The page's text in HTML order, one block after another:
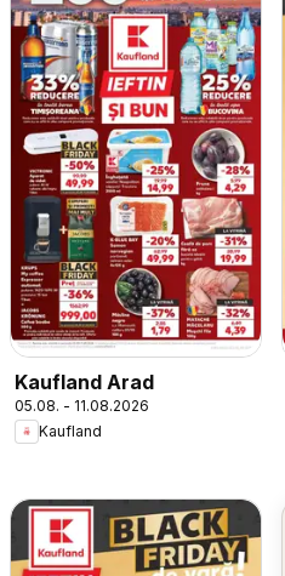
Kaufland Arad
05.08. - 11.08.2026
Kaufland